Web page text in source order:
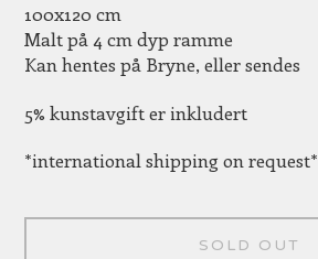
100x120 cm
Malt på 4 cm dyp ramme
Kan hentes på Bryne, eller sendes
5% kunstavgift er inkludert
*international shipping on request*
SOLD OUT